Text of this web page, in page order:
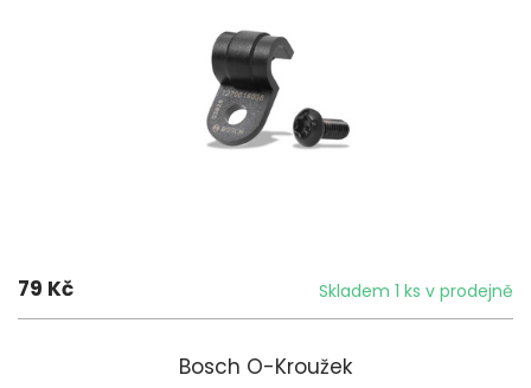
79 Kč Skladem 1 ks v prodejně
Bosch O-Kroužek